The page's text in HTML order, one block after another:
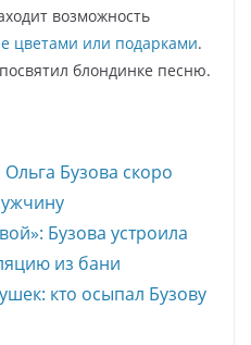
возможность
цветами или подарками.
блондинке песню.
Бузова скоро
Бузова устроила
из бани
кто осыпал Бузову